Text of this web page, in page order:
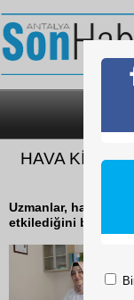
HAVA
Uzmanlar, hava
etkilediğini belirtti.